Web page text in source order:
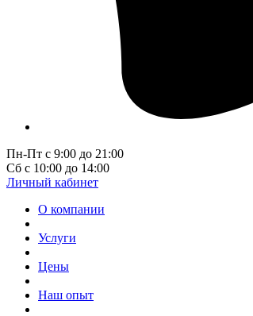
Пн-Пт с 9:00 до 21:00
Сб с 10:00 до 14:00
Личный кабинет
О компании
Услуги
Цены
Наш опыт